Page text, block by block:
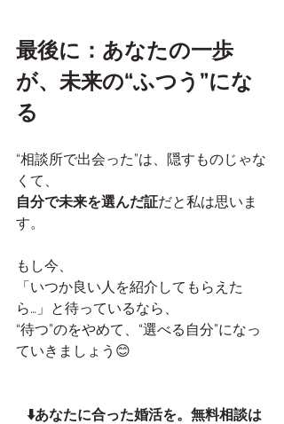
最後に：あなたの一歩
が、未来の“ふつう”にな
る
“相談所で出会った”は、隠すものじゃな
くて、
自分で未来を選んだ証だと私は思いま
す。
もし今、
「いつか良い人を紹介してもらえた
ら…」と待っているなら、
“待つ”のをやめて、“選べる自分”になっ
ていきましょう😊
⬇️あなたに合った婚活を。無料相談は